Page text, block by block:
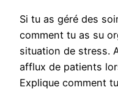
Si tu as géré des
comment tu as su
situation de stress.
afflux de patients
Explique comment